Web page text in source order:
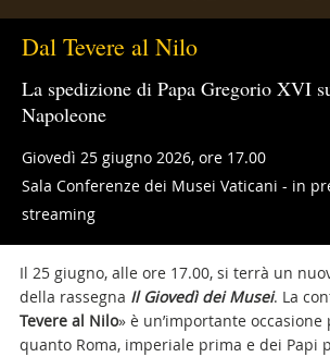
Dal Tevere al Nilo
La spedizione di Papa Gregorio XVI
Napoleone
Giovedì 25 giugno 2026, ore 17.00
Sala Conferenze dei Musei Vaticani - in
streaming
Il 25 giugno, alle ore 17.00, si terrà un
della rassegna Il Giovedì dei Musei. La
Tevere al Nilo» è un’importante
quanto Roma, imperiale prima e dei Papi